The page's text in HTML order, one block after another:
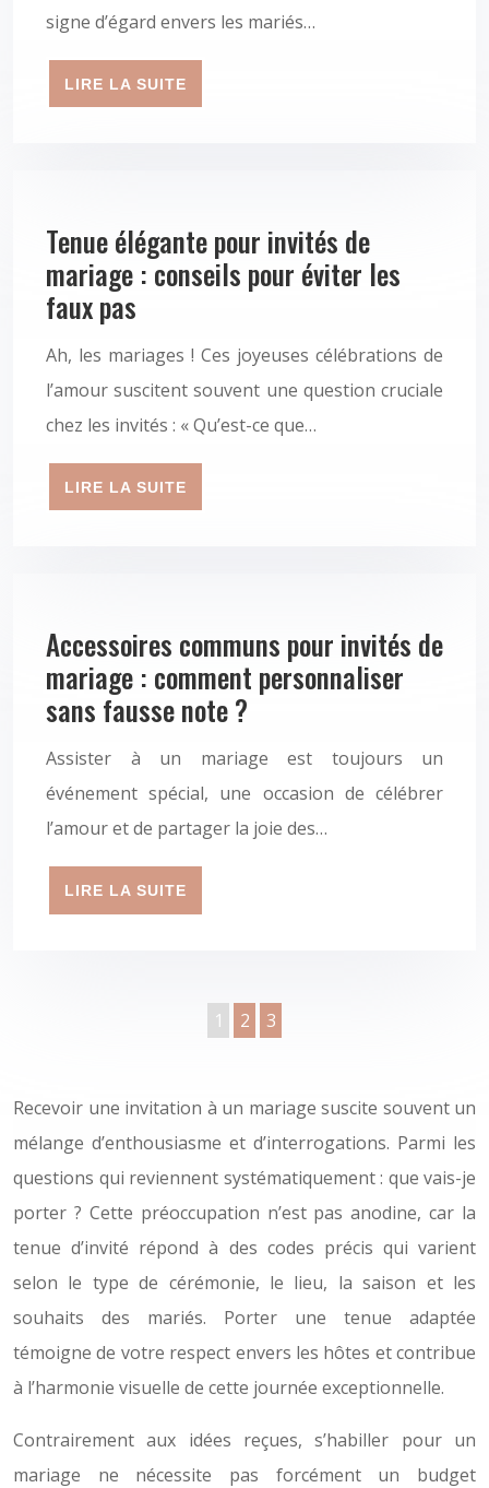
signe d’égard envers les mariés…
LIRE LA SUITE
Tenue élégante pour invités de
mariage : conseils pour éviter les
faux pas
Ah, les mariages ! Ces joyeuses célébrations de
l’amour suscitent souvent une question cruciale
chez les invités : « Qu’est-ce que…
LIRE LA SUITE
Accessoires communs pour invités de
mariage : comment personnaliser
sans fausse note ?
Assister à un mariage est toujours un
événement spécial, une occasion de célébrer
l’amour et de partager la joie des…
LIRE LA SUITE
1 2 3
Recevoir une invitation à un mariage suscite souvent un
mélange d’enthousiasme et d’interrogations. Parmi les
questions qui reviennent systématiquement : que vais-je
porter ? Cette préoccupation n’est pas anodine, car la
tenue d’invité répond à des codes précis qui varient
selon le type de cérémonie, le lieu, la saison et les
souhaits des mariés. Porter une tenue adaptée
témoigne de votre respect envers les hôtes et contribue
à l’harmonie visuelle de cette journée exceptionnelle.
Contrairement aux idées reçues, s’habiller pour un
mariage ne nécessite pas forcément un budget